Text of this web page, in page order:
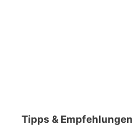
Tipps & Empfehlungen